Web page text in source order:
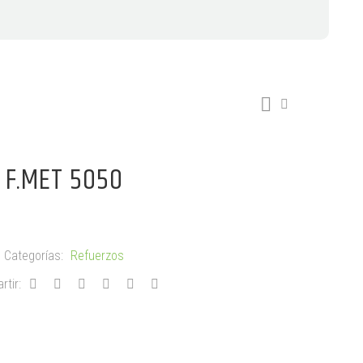
F.MET 5050
Categorías: Refuerzos